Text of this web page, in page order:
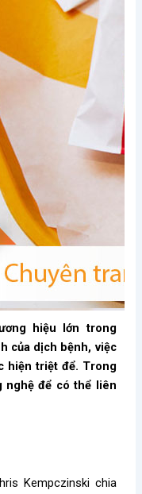
hiệu lớn trong
của dịch bệnh, việc
hiện triệt để. Trong
nghệ để có thể liên
Kempczinski chia